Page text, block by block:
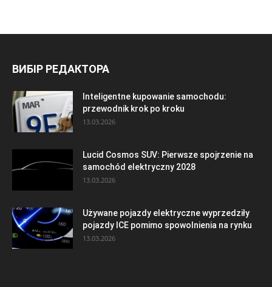
ВИБІР РЕДАКТОРА
Inteligentne kupowanie samochodu:
przewodnik krok po kroku
13.03.2026
Lucid Cosmos SUV: Pierwsze spojrzenie na
samochód elektryczny 2028
13.03.2026
Używane pojazdy elektryczne wyprzedziły
pojazdy ICE pomimo spowolnienia na rynku
13.03.2026